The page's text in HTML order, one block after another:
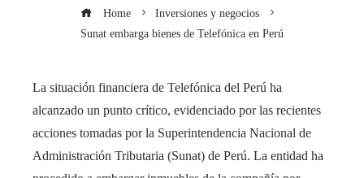
Home
Inversiones y negocios
Sunat embarga bienes de Telefónica en Perú
La situación financiera de Telefónica del Perú ha
alcanzado un punto crítico, evidenciado por las recientes
acciones tomadas por la Superintendencia Nacional de
Administración Tributaria (Sunat) de Perú. La entidad ha